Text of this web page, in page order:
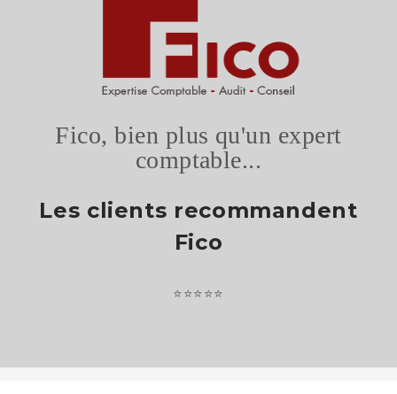
Fico, bien plus qu'un expert
comptable...
Les clients recommandent
Fico
⭐⭐⭐⭐⭐